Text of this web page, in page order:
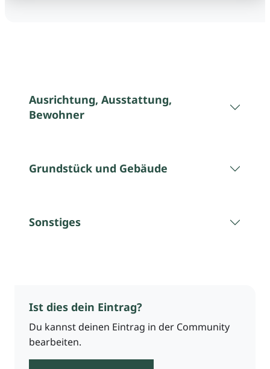
Ausrichtung, Ausstattung,
Bewohner
Grundstück und Gebäude
Sonstiges
Ist dies dein Eintrag?
Du kannst deinen Eintrag in der Community
bearbeiten.